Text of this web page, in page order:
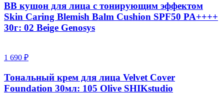
BB кушон для лица с тонирующим эффектом
Skin Caring Blemish Balm Cushion SPF50 PA++++
30г: 02 Beige Genosys
1 690 ₽
Тональный крем для лица Velvet Cover
Foundation 30мл: 105 Olive SHIKstudio